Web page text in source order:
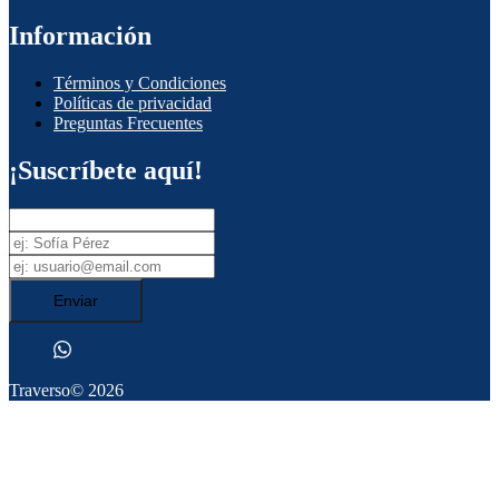
Información
Términos y Condiciones
Políticas de privacidad
Preguntas Frecuentes
¡Suscríbete aquí!
Enviar
Traverso© 2026